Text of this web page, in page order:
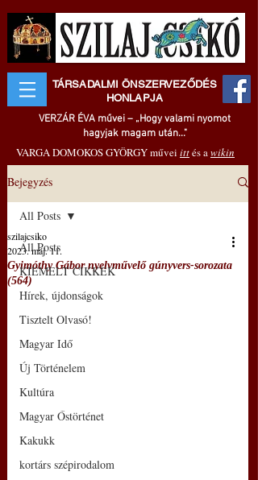
TÁRSADALMI ÖNSZERVEZŐDÉS
HONLAPJA
VERZÁR ÉVA művei – „Hogy valami nyomot
hagyjak magam után..."
VARGA DOMOKOS GYÖRGY művei ittés awikin
Bejegyzés
All Posts
KIEMELT CIKKEK
Hírek, újdonságok
Tisztelt Olvasó!
Magyar Idő
Új Történelem
Kultúra
Magyar Őstörténet
Kakukk
kortárs szépirodalom
All Posts
Gyimóthy Gábor nyelvművelő gúnyvers-sorozata
(564)
szilajcsiko
2023. máj. 11.